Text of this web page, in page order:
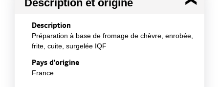
Description et origine
Description
Préparation à base de fromage de chèvre, enrobée,
frite, cuite, surgelée IQF
Pays d'origine
France